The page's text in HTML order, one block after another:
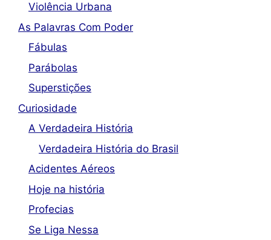
Violência Urbana
As Palavras Com Poder
Fábulas
Parábolas
Superstições
Curiosidade
A Verdadeira História
Verdadeira História do Brasil
Acidentes Aéreos
Hoje na história
Profecias
Se Liga Nessa